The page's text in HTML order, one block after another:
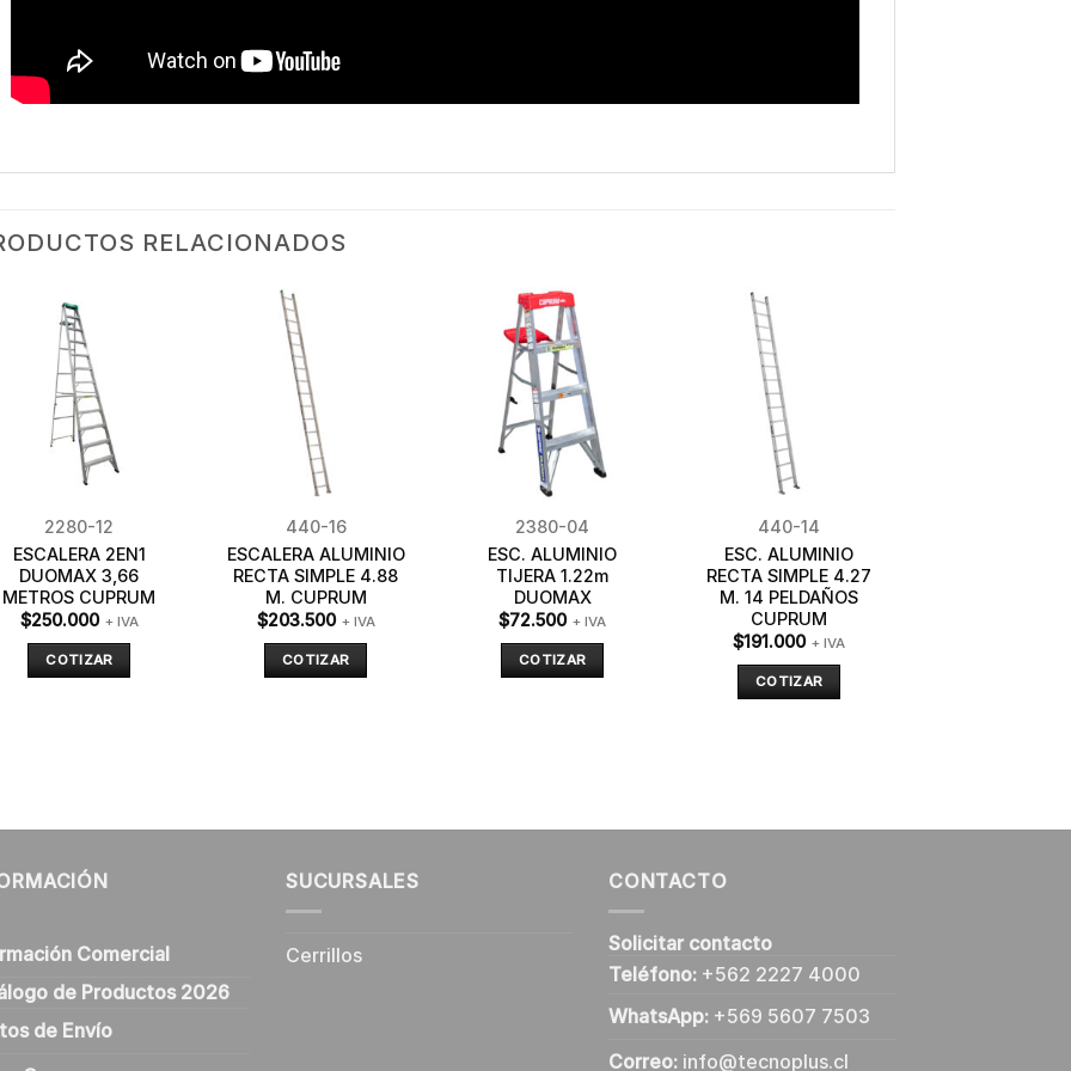
RELACIONADOS
2280-12
ESCALERA 2EN1
DUOMAX 3,66
METROS CUPRUM
$250.000 + IVA
COTIZAR
440-16
ESCALERA ALUMINIO
RECTA SIMPLE 4.88
M. CUPRUM
$203.500 + IVA
COTIZAR
2380-04
ESC. ALUMINIO
TIJERA 1.22m
DUOMAX
$72.500 + IVA
COTIZAR
440-14
ESC. ALUMINIO
RECTA SIMPLE 4.27
M. 14 PELDAÑOS
CUPRUM
$191.000 + IVA
COTIZAR
Comercial
de Productos 2026
de Envío
SUCURSALES
Cerrillos
CONTACTO
Solicitar contacto
Teléfono: +562 2227 4000
WhatsApp: +569 5607 7503
Correo: info@tecnoplus.cl